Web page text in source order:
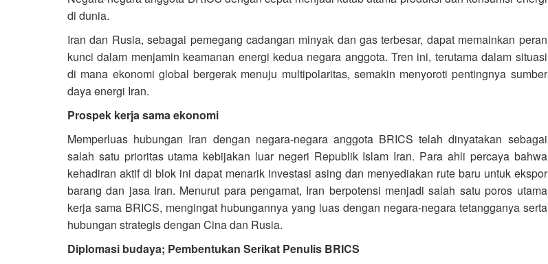
di dunia.
Iran dan Rusia, sebagai pemegang cadangan minyak dan gas terbesar, dapat memainkan peran
kunci dalam menjamin keamanan energi kedua negara anggota. Tren ini, terutama dalam situasi
di mana ekonomi global bergerak menuju multipolaritas, semakin menyoroti pentingnya sumber
daya energi Iran.
Prospek kerja sama ekonomi
Memperluas hubungan Iran dengan negara-negara anggota BRICS telah dinyatakan sebagai
salah satu prioritas utama kebijakan luar negeri Republik Islam Iran. Para ahli percaya bahwa
kehadiran aktif di blok ini dapat menarik investasi asing dan menyediakan rute baru untuk ekspor
barang dan jasa Iran. Menurut para pengamat, Iran berpotensi menjadi salah satu poros utama
kerja sama BRICS, mengingat hubungannya yang luas dengan negara-negara tetangganya serta
hubungan strategis dengan Cina dan Rusia.
Diplomasi budaya; Pembentukan Serikat Penulis BRICS